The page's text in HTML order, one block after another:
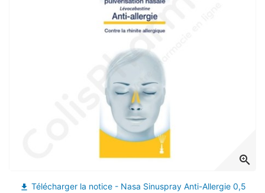
zoom_in
file_download Télécharger la notice - Nasa Sinuspray Anti-Allergie 0,5